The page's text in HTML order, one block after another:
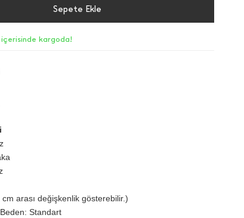
Sepete Ekle
içerisinde kargoda!
arası değişkenlik gösterebilir.)
Standart